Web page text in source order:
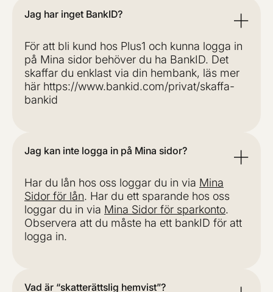
Jag har inget BankID?
För att bli kund hos Plus1 och kunna logga in
på Mina sidor behöver du ha BankID. Det
skaffar du enklast via din hembank, läs mer
här https://www.bankid.com/privat/skaffa-
bankid
Jag kan inte logga in på Mina sidor?
Har du lån hos oss loggar du in via Mina
Sidor för lån. Har du ett sparande hos oss
loggar du in via Mina Sidor för sparkonto.
Observera att du måste ha ett bankID för att
logga in.
Vad är “skatterättslig hemvist”?